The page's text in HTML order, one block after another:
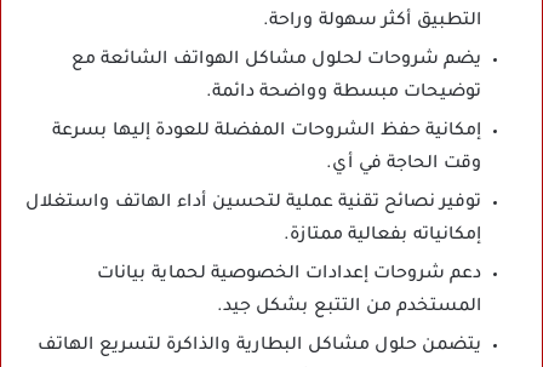
التطبيق أكثر سهولة وراحة.
يضم شروحات لحلول مشاكل الهواتف الشائعة مع
توضيحات مبسطة وواضحة دائمة.
إمكانية حفظ الشروحات المفضلة للعودة إليها بسرعة
وقت الحاجة في أي.
توفير نصائح تقنية عملية لتحسين أداء الهاتف واستغلال
إمكانياته بفعالية ممتازة.
دعم شروحات إعدادات الخصوصية لحماية بيانات
المستخدم من التتبع بشكل جيد.
يتضمن حلول مشاكل البطارية والذاكرة لتسريع الهاتف